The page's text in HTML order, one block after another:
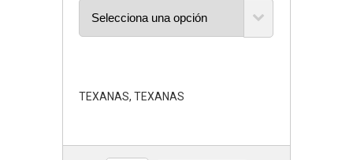
TEXANAS,TEXANAS